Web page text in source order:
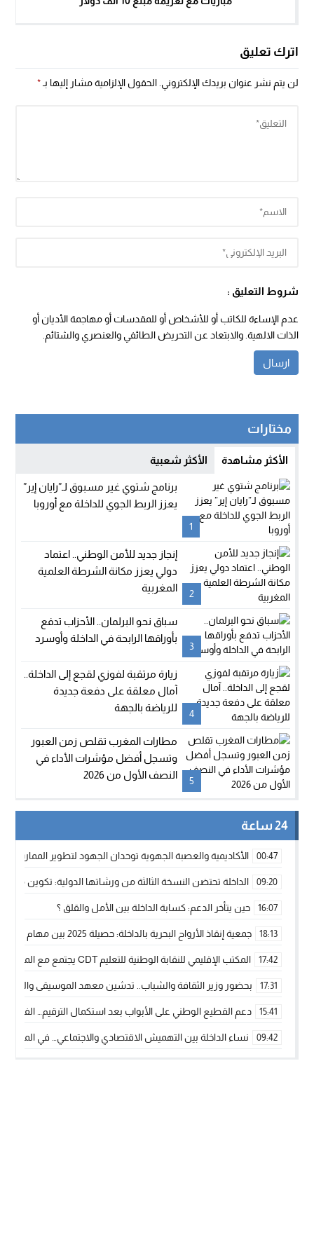
اترك تعليق
لن يتم نشر عنوان بريدك الإلكتروني. الحقول الإلزامية مشار إليها بـ*
شروط التعليق :
عدم الإساءة للكاتب أو للأشخاص أو للمقدسات أو مهاجمة الأديان أو
الذات الالهية. والابتعاد عن التحريض الطائفي والعنصري والشتائم.
مختارات
الأكثر مشاهدة الأكثر شعبية
1
برنامج شتوي غير مسبوق لـ”رايان إير”
يعزز الربط الجوي للداخلة مع أوروبا
2
إنجاز جديد للأمن الوطني.. اعتماد
دولي يعزز مكانة الشرطة العلمية
المغربية
3
سباق نحو البرلمان.. الأحزاب تدفع
بأوراقها الرابحة في الداخلة وأوسرد
4
زيارة مرتقبة لفوزي لقجع إلى الداخلة..
آمال معلقة على دفعة جديدة
للرياضة بالجهة
5
مطارات المغرب تقلص زمن العبور
وتسجل أفضل مؤشرات الأداء في
النصف الأول من 2026
24 ساعة
00:47 الأكاديمية والعصبة الجهوية توحدان الجهود لتطوير الممارسة
09:20 الداخلة تحتضن النسخة الثالثة من ورشاتها الدولية: تكوين
16:07 حين يتأخر الدعم: كسابة الداخلة بين الأمل والقلق ؟
18:13 جمعية إنقاذ الأرواح البحرية بالداخلة: حصيلة 2025 بين مهام الإنقاذ ومشروع “دار البحار”
17:42 المكتب الإقليمي للنقابة الوطنية للتعليم CDT يجتمع مع المدير الإقليمي لمناقشة ملفات جوهرية لنساء ورجال التعليم
17:31 بحضور وزير الثقافة والشباب.. تدشين معهد الموسيقى والفنون
15:41 دعم القطيع الوطني على الأبواب بعد استكمال الترقيم…
09:42 نساء الداخلة بين التهميش الاقتصادي والاجتماعي… في المؤسسات